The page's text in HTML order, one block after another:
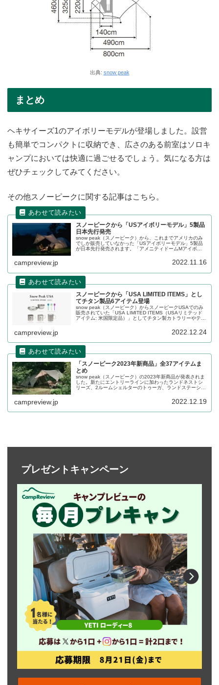
出典: snow peak
まとめ
ヘキサイーズ1のアイボリーモデルが登場しました。設営
も簡単でコンパクトに収納でき、広さのある前室はソロキ
ャンプにおいては快適に過ごせるでしょう。気になる方は
ぜひチェックしてみてください。
その他スノーピークに関する記事はこちら。
スノーピークから「USアイボリーモデル」5製品
日本先行発売
snow peak（スノーピーク）から、これまでアメリカのみ
でしか販売していなかった「USアイボリーモデル」5製品
が日本先行発売されます。「アメニティドームMアイボリ
campreview.jp 2022.11.16
スノーピークから「USA LIMITED ITEMS」とし
てチタン製品6アイテム登場
snow peak（スノーピーク）からスノーピークUSAでのみ
販売されていた「USA LIMITED ITEMS（USAリミテッド
アイテム: 米国限定品）」としてチタン製カトラリーやテー
campreview.jp 2022.12.24
「スノーピーク2023年新商品」全37アイテムま
とめ
snow peak（スノーピーク）の2023年新商品が発表されま
した。新たにエントリーラインに加わったランドネストシ
リーズ、2ルームシェルターのトゥーガ、ランドステーショ
部で37アイテムの発表となりました。詳細をレビューしま
campreview.jp 2022.12.19
プレゼントキャンペーン